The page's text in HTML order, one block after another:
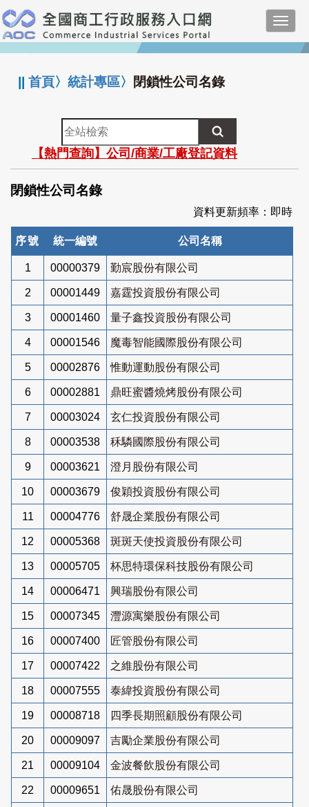
跳
到
主
要
:::
||首頁〉統計專區〉 閉鎖性公司名錄
全
站
檢
索
【熱門查詢】公司/商業/工廠登記資料
閉鎖性公司名錄
資料更新頻率：即時
序號 統一編號 公司名稱
1 00000379 勤宸股份有限公司
2 00001449 嘉霆投資股份有限公司
3 00001460 量子鑫投資股份有限公司
4 00001546 魔毒智能國際股份有限公司
5 00002876 惟動運動股份有限公司
6 00002881 鼎旺蜜醬燒烤股份有限公司
7 00003024 玄仁投資股份有限公司
8 00003538 秝驎國際股份有限公司
9 00003621 澄月股份有限公司
10 00003679 俊穎投資股份有限公司
11 00004776 舒晟企業股份有限公司
12 00005368 斑斑天使投資股份有限公司
13 00005705 杯思特環保科技股份有限公司
14 00006471 興瑞股份有限公司
15 00007345 灃源寓樂股份有限公司
16 00007400 匠管股份有限公司
17 00007422 之維股份有限公司
18 00007555 泰緯投資股份有限公司
19 00008718 四季長期照顧股份有限公司
20 00009097 吉勵企業股份有限公司
21 00009104 金波餐飲股份有限公司
22 00009651 佑晟股份有限公司